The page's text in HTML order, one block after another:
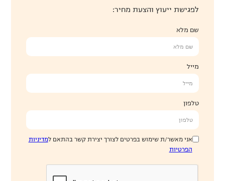
לפגישת ייעוץ והצעת מחיר:
שם מלא
מייל
טלפון
אני מאשר/ת שימוש בפרטים לצורך יצירת קשר בהתאם למדיניות
הפרטיות